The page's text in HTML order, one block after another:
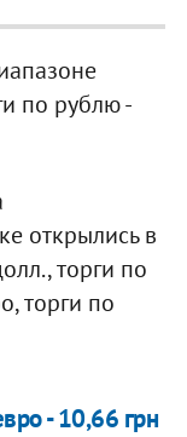
по рублю -
открылись в
торги по
торги по
- 10,66 грн